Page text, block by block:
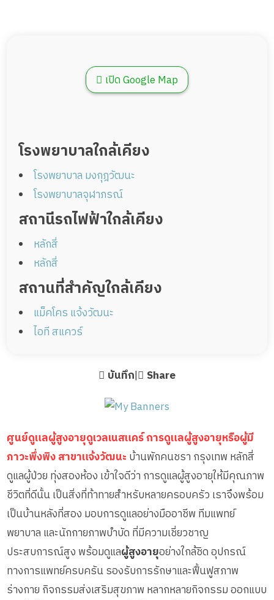
เปิด Google Map
โรงพยาบาลใกล้เคียง
โรงพยาบาล มงกุฎวัฒนะ
โรงพยาบาลจุฬาภรณ์
สถานีรถไฟฟ้าใกล้เคียง
หลักสี่
หลักสี่
สถานที่สำคัญใกล้เคียง
แม็คโคร แจ้งวัฒนะ
ไอที สแควร์
บันทึก| Share
ศูนย์ดูแลผู้สูงอายุดูเวลเนสแคร์ การดูแลผู้สูงอายุหรือผู้มี
ภาวะพึ่งพิง สาขาแจ้งวัฒนะ บ้านพักคนชรา กรุงเทพ หลักสี่
ดูแลผู้ป่วย ทุ่งสองห้อง เข้าใจดีว่า การดูแลผู้สูงอายุให้มีคุณภาพ
ชีวิตที่ดีนั้น เป็นสิ่งที่ท้าทายสำหรับหลายครอบครัว เราจึงพร้อม
เป็นบ้านหลังที่สอง มอบการดูแลอย่างมืออาชีพ ทีมแพทย์
พยาบาล และนักกายภาพบำบัด ที่มีความเชี่ยวชาญ
ประสบการณ์สูง พร้อมดูแลผู้สูงอายุอย่างใกล้ชิด อุปกรณ์
ทางการแพทย์ครบครัน รองรับการรักษาและฟื้นฟูสภาพ
ร่างกาย กิจกรรมส่งเสริมสุขภาพ หลากหลายกิจกรรม ออกแบบ